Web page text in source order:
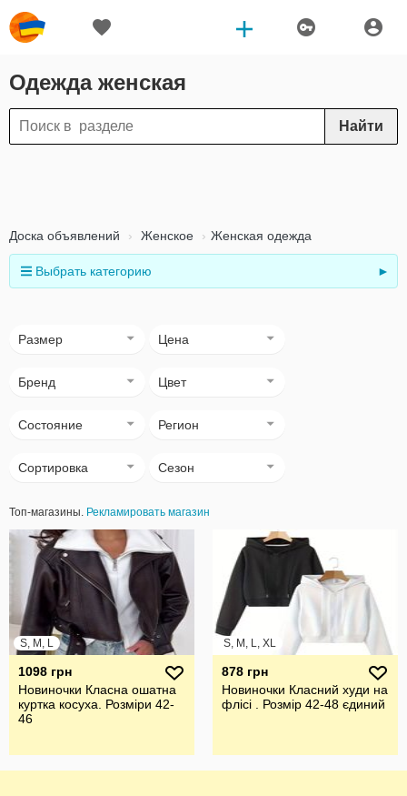
Одежда женская
Найти
Доска объявлений Женское Женская одежда
Выбрать категорию ►
Размер Цена
Бренд Цвет
Состояние Регион
Сортировка Сезон
Топ-магазины. Рекламировать магазин
S, M, L
1098 грн
Новиночки Класна ошатна
куртка косуха. Розміри 42-
46
S, M, L, XL
878 грн
Новиночки Класний худи на
флісі . Розмір 42-48 єдиний